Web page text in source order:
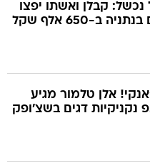
נכשל: קבלן ואשתו יפצו
ב-650 אלף שקל
אלן טלמור מגיע
נקניקיות דגים בשצ'ופק